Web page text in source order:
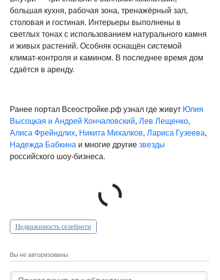
большая кухня, рабочая зона, тренажёрный зал,
столовая и гостиная. Интерьеры выполнены в
светлых тонах с использованием натурального камня
и живых растений. Особняк оснащён системой
климат-контроля и камином. В последнее время дом
сдаётся в аренду.
Ранее портал Всеостройке.рф узнал где живут Юлия
Высоцкая и Андрей Кончаловский, Лев Лещенко,
Алиса Фрейндлих, Никита Михалков, Лариса Гузеева,
Надежда Бабкина и многие другие звезды
российского шоу-бизнеса.
Недвижимость селебрити
Вы не авторизованы